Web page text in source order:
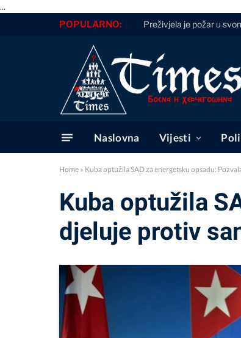
...
POPULARNO: Preživjela je požar u
Naslovna Vijesti
Home » Kuba optužila SAD za energetsku opsadu:
Kuba optužila
djeluje protiv